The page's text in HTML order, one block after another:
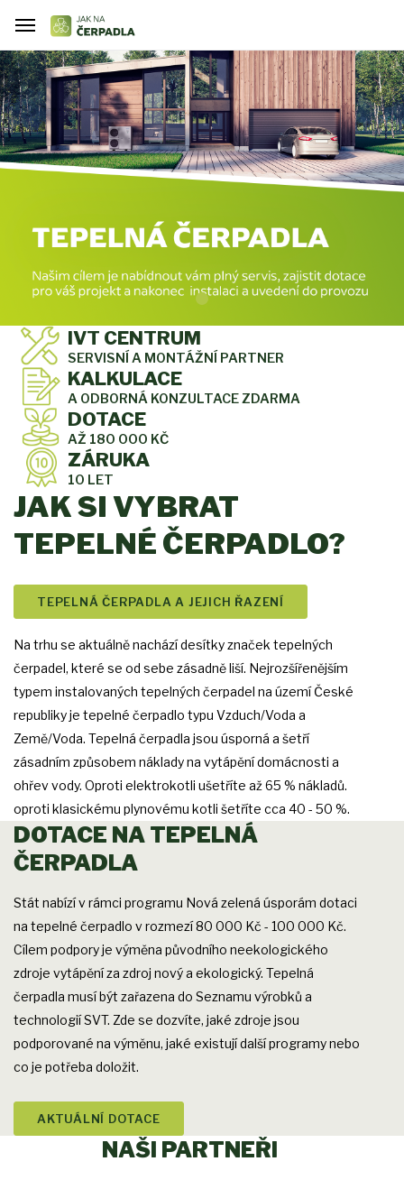
IVT CENTRUM
SERVISNÍ A MONTÁŽNÍ PARTNER
KALKULACE
A ODBORNÁ KONZULTACE ZDARMA
DOTACE
AŽ 180 000 KČ
ZÁRUKA
10 LET
JAK SI VYBRAT
TEPELNÉ ČERPADLO?
TEPELNÁ ČERPADLA A JEJICH ŘAZENÍ
Na trhu se aktuálně nachází desítky značek tepelných
čerpadel, které se od sebe zásadně liší. Nejrozšířenějším
typem instalovaných tepelných čerpadel na území České
republiky je tepelné čerpadlo typu Vzduch/Voda a
Země/Voda. Tepelná čerpadla jsou úsporná a šetří
zásadním způsobem náklady na vytápění domácnosti a
ohřev vody. Oproti elektrokotli ušetříte až 65 % nákladů.
oproti klasickému plynovému kotli šetříte cca 40 - 50 %.
DOTACE NA TEPELNÁ
ČERPADLA
Stát nabízí v rámci programu Nová zelená úsporám dotaci
na tepelné čerpadlo v rozmezí 80 000 Kč - 100 000 Kč.
Cílem podpory je výměna původního neekologického
zdroje vytápění za zdroj nový a ekologický. Tepelná
čerpadla musí být zařazena do Seznamu výrobků a
technologií SVT. Zde se dozvíte, jaké zdroje jsou
podporované na výměnu, jaké existují další programy nebo
co je potřeba doložit.
AKTUÁLNÍ DOTACE
NAŠI PARTNEŘI